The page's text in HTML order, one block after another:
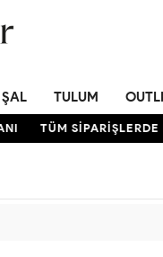
ŞAL TULUM
TÜM